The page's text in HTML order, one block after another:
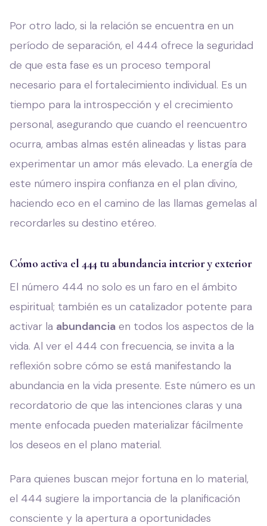
Por otro lado, si la relación se encuentra en un
período de separación, el 444 ofrece la seguridad
de que esta fase es un proceso temporal
necesario para el fortalecimiento individual. Es un
tiempo para la introspección y el crecimiento
personal, asegurando que cuando el reencuentro
ocurra, ambas almas estén alineadas y listas para
experimentar un amor más elevado. La energía de
este número inspira confianza en el plan divino,
haciendo eco en el camino de las llamas gemelas al
recordarles su destino etéreo.
Cómo activa el 444 tu abundancia interior y exterior
El número 444 no solo es un faro en el ámbito
espiritual; también es un catalizador potente para
activar la abundancia en todos los aspectos de la
vida. Al ver el 444 con frecuencia, se invita a la
reflexión sobre cómo se está manifestando la
abundancia en la vida presente. Este número es un
recordatorio de que las intenciones claras y una
mente enfocada pueden materializar fácilmente
los deseos en el plano material.
Para quienes buscan mejor fortuna en lo material,
el 444 sugiere la importancia de la planificación
consciente y la apertura a oportunidades